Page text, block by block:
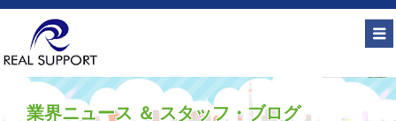
業界ニュース ＆ スタッフ・ブログ